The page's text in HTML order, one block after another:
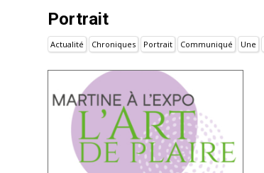
Portrait
Actualité Chroniques Portrait Communiqué Une